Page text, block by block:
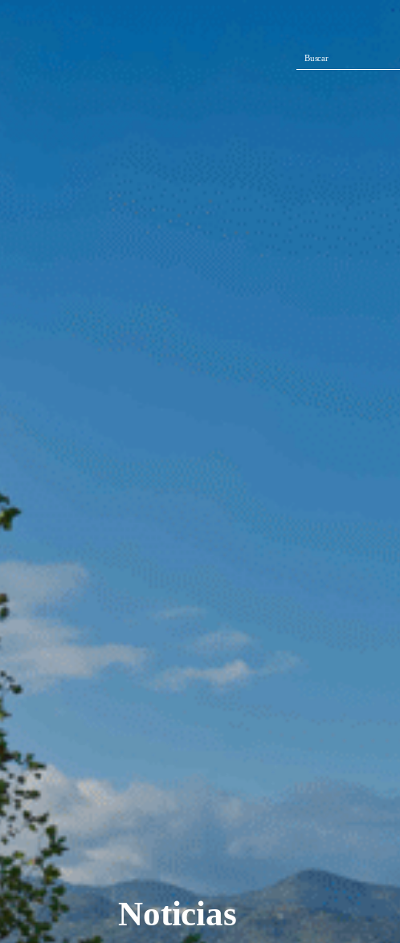
Buscar
Noticias